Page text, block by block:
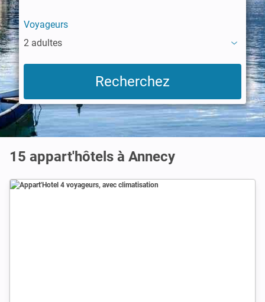
Voyageurs
2 adultes
15 appart'hôtels à Annecy